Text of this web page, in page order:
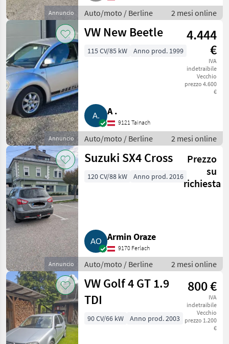
Annuncio Auto/moto / Berline 2 mesi online
Annuncio
VW New Beetle
4.444
€
IVA
indetraibile
Vecchio
prezzo 4.600
€
115 CV/85 kW Anno prod. 1999
A .
9121 Tainach
Auto/moto / Berline 2 mesi online
Annuncio
Suzuki SX4 Cross
Prezzo
su
richiesta
120 CV/88 kW Anno prod. 2016
Armin Oraze
9170 Ferlach
Auto/moto / Berline 2 mesi online
VW Golf 4 GT 1.9
TDI
800 €
IVA
indetraibile
Vecchio
prezzo 1.200
€
90 CV/66 kW Anno prod. 2003